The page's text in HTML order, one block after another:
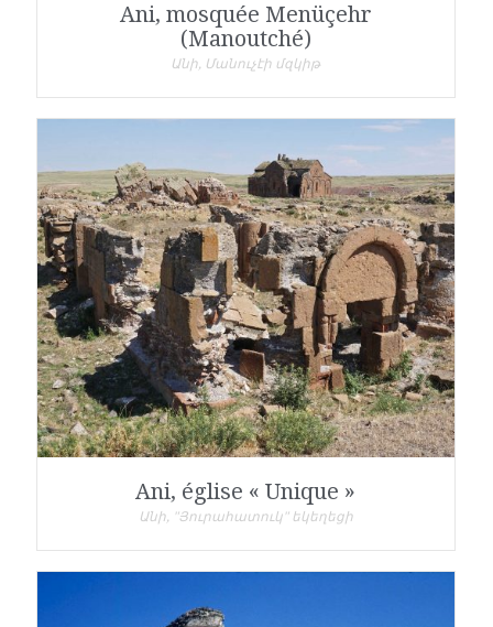
Ani, mosquée Menüçehr
(Manoutché)
Անի, Մանուչէի մզկիթ
Ani, église « Unique »
Անի, "Յուրահատուկ" եկեղեցի